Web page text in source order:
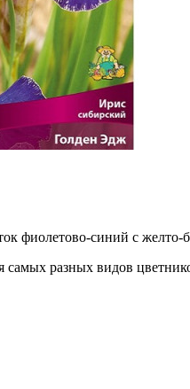
фиолетово-синий с
самых разных видов